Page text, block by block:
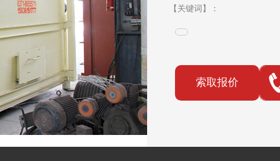
【关键词】：
索取报价